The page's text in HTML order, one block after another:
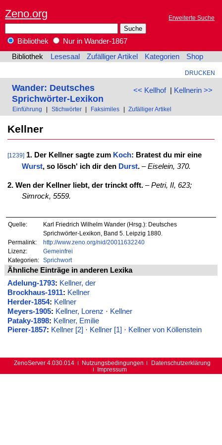
Zeno.org Erweiterte Suche
Bibliothek
Nur in Wander-1867
Bibliothek
Lesesaal Zufälliger Artikel Kategorien Shop
DRUCKEN
<< Kellhof| Kellnerin >>
Wander: Deutsches
Sprichwörter-Lexikon
Einführung Stichwörter Faksimiles Zufälliger Artikel
Kellner
[1239] 1. Der Kellner sagte zum Koch: Bratest du mir eine
Wurst, so lösch' ich dir den Durst.–Eiselein, 370.
2. Wen der Kellner liebt, der trinckt offt.–Petri, II, 623;
Simrock, 5559.
Quelle:
Karl Friedrich Wilhelm Wander (Hrsg.): Deutsches
Sprichwörter-Lexikon, Band 5. Leipzig 1880.
Permalink:
http://www.zeno.org/nid/20011632240
Lizenz:
Gemeinfrei
Kategorien:
Sprichwort
Ähnliche Einträge in anderen Lexika
Adelung-1793: Kellner, der
Brockhaus-1911: Kellner
Herder-1854: Kellner
Meyers-1905: Kellner, Lorenz · Kellner
Pataky-1898: Kellner, Emilie
Pierer-1857: Kellner [2] · Kellner [1] · Kellner von Köllenstein
ZenoServer 4.030.014 Nutzungsbedingungen
Datenschutzerklärung
Impressum